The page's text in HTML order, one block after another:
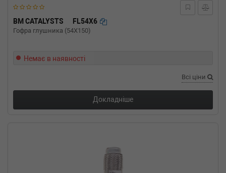
BM CATALYSTS FL54X6
Гофра глушника (54X150)
Немає в наявності
Всі ціни
Докладніше